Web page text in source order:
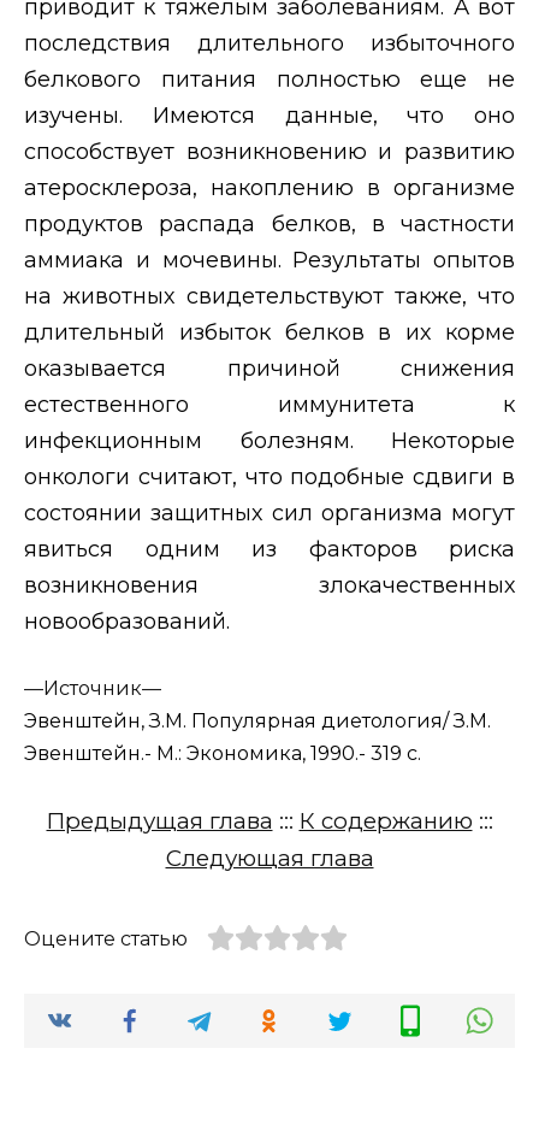
приводит к тяжелым заболеваниям. А вот
последствия длительного избыточного
белкового питания полностью еще не
изучены. Имеются данные, что оно
способствует возникновению и развитию
атеросклероза, накоплению в организме
продуктов распада белков, в частности
аммиака и мочевины. Результаты опытов
на животных свидетельствуют также, что
длительный избыток белков в их корме
оказывается причиной снижения
естественного иммунитета к
инфекционным болезням. Некоторые
онкологи считают, что подобные сдвиги в
состоянии защитных сил организма могут
явиться одним из факторов риска
возникновения злокачественных
новообразований.
—Источник—
Эвенштейн, З.М. Популярная диетология/ З.М.
Эвенштейн.- М.: Экономика, 1990.- 319 с.
Предыдущая глава ::: К содержанию :::
Следующая глава
Оцените статью